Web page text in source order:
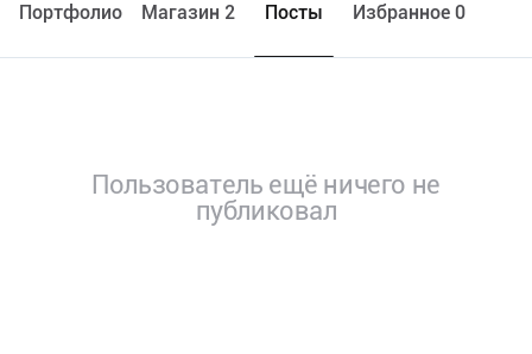
Портфолио Maгазин 2 Посты Избранное 0
Пользователь ещё ничего не
публиковал